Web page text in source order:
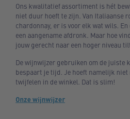
Ons kwalitatief assortiment is hét
niet duur hoeft te zijn. Van Italiaanse
chardonnay, er is voor elk wat wils.
een aangename afdronk. Maar hoe
jouw gerecht naar een hoger niveau
De wijnwijzer gebruiken om de juiste
bespaart je tijd. Je hoeft namelijk
twijfelen in de winkel. Dat is slim!
Onze wijnwijzer